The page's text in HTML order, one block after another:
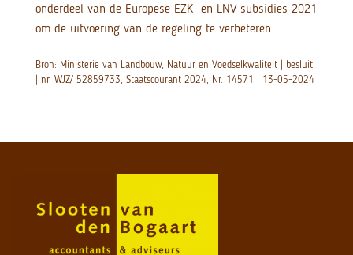
onderdeel van de Europese EZK- en LNV-subsidies 2021
om de uitvoering van de regeling te verbeteren.
Bron: Ministerie van Landbouw, Natuur en Voedselkwaliteit | besluit
| nr. WJZ/ 52859733, Staatscourant 2024, Nr. 14571 | 13-05-2024